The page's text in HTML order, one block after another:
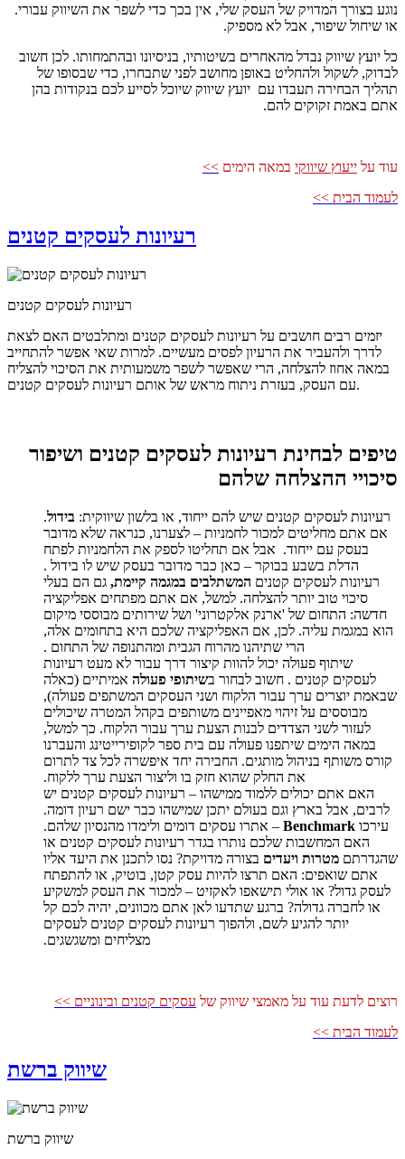
נוגע בצורך המדויק של העסק שלי, אין בכך כדי לשפר את השיווק עבורי.
או שיחול שיפור, אבל לא מספיק.
כל יועץ שיווק נבדל מהאחרים בשיטותיו, בניסיונו ובהתמחותו. לכן חשוב
לבדוק, לשקול ולהחליט באופן מחושב לפני שתבחרו, כדי שבסופו של
תהליך הבחירה תעבדו עם יועץ שיווק שיוכל לסייע לכם בנקודות בהן
אתם באמת זקוקים להם.
עוד על ייעוץ שיווקי במאה הימים >>
לעמוד הבית >>
רעיונות לעסקים קטנים
רעיונות לעסקים קטנים
יזמים רבים חושבים על רעיונות לעסקים קטנים ומתלבטים האם לצאת
לדרך ולהעביר את הרעיון לפסים מעשיים. למרות שאי אפשר להתחייב
במאה אחוז להצלחה, הרי שאפשר לשפר משמעותית את הסיכוי להצליח
עם העסק, בעזרת ניתוח מראש של אותם רעיונות לעסקים קטנים.
טיפים לבחינת רעיונות לעסקים קטנים ושיפור
סיכויי ההצלחה שלהם
רעיונות לעסקים קטנים שיש להם ייחוד, או בלשון שיווקית: בידול.
אם אתם מחליטים למכור לחמניות – לצערנו, כנראה שלא מדובר
בעסק עם ייחוד. אבל אם תחליטו לספק את הלחמניות לפתח
הדלת בשבע בבוקר – כאן כבר מדובר בעסק שיש לו בידול .
רעיונות לעסקים קטנים המשתלבים במגמה קיימת, גם הם בעלי
סיכוי טוב יותר להצלחה. למשל, אם אתם מפתחים אפליקציה
חדשה: התחום של 'ארנק אלקטרוני' ושל שירותים מבוססי מיקום
הוא במגמת עליה. לכן, אם האפליקציה שלכם היא בתחומים אלה,
הרי שתיהנו מהרוח הגבית ומהתנופה של התחום .
שיתוף פעולה יכול להוות קיצור דרך עבור לא מעט רעיונות
לעסקים קטנים . חשוב לבחור בשיתופי פעולה אמיתיים (כאלה
שבאמת יוצרים ערך עבור הלקוח ושני העסקים המשתפים פעולה),
מבוססים על זיהוי מאפיינים משותפים בקהל המטרה שיכולים
לעזור לשני הצדדים לבנות הצעת ערך עבור הלקוח. כך למשל,
במאה הימים שיתפנו פעולה עם בית ספר לקופירייטינג והעברנו
קורס משותף בניהול מותגים. החבירה יחד איפשרה לכל צד לתרום
את החלק שהוא חזק בו וליצור הצעת ערך ללקוח.
האם אתם יכולים ללמוד ממישהו – רעיונות לעסקים קטנים יש
לרבים, אבל בארץ וגם בעולם יתכן שמישהו כבר ישם רעיון דומה.
עירכו Benchmark – אתרו עסקים דומים ולימדו מהנסיון שלהם.
האם המחשבות שלכם נותרו בגדר רעיונות לעסקים קטנים או
שהגדרתם מטרות ויעדים בצורה מדויקת? נסו לתכנן את היעד אליו
אתם שואפים: האם תרצו להיות עסק קטן, בוטיק, או להתפתח
לעסק גדול? או אולי תישאפו לאקזיט – למכור את העסק למשקיע
או לחברה גדולה? ברגע שתדעו לאן אתם מכוונים, יהיה לכם קל
יותר להגיע לשם, ולהפוך רעיונות לעסקים קטנים לעסקים
מצליחים ומשגשגים.
רוצים לדעת עוד על מאמצי שיווק של עסקים קטנים ובינוניים >>
לעמוד הבית >>
שיווק ברשת
שיווק ברשת